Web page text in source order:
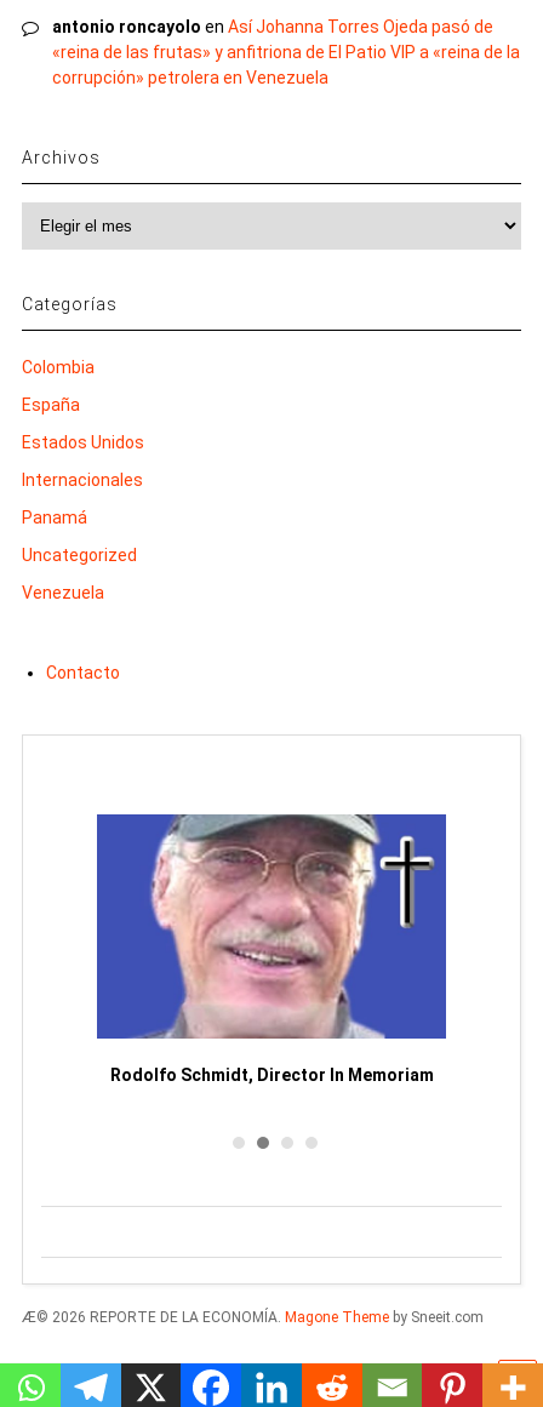
antonio roncayolo en Así Johanna Torres Ojeda pasó de
«reina de las frutas» y anfitriona de El Patio VIP a «reina de la
corrupción» petrolera en Venezuela
Archivos
Categorías
Colombia
España
Estados Unidos
Internacionales
Panamá
Uncategorized
Venezuela
Contacto
Rodolfo Schmidt, Director In Memoriam
Æ© 2026 REPORTE DE LA ECONOMÍA. Magone Themeby Sneeit.com